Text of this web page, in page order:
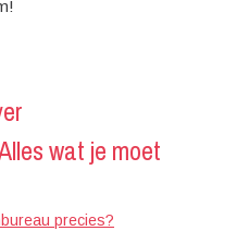
wat je moet
precies?